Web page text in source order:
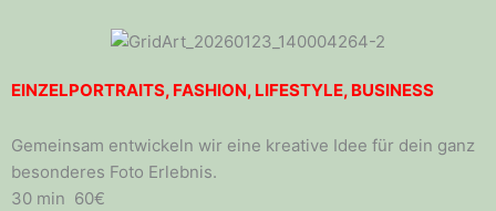
EINZELPORTRAITS, FASHION, LIFESTYLE, BUSINESS
Gemeinsam entwickeln wir eine kreative Idee für dein ganz
besonderes Foto Erlebnis.
30 min 60€